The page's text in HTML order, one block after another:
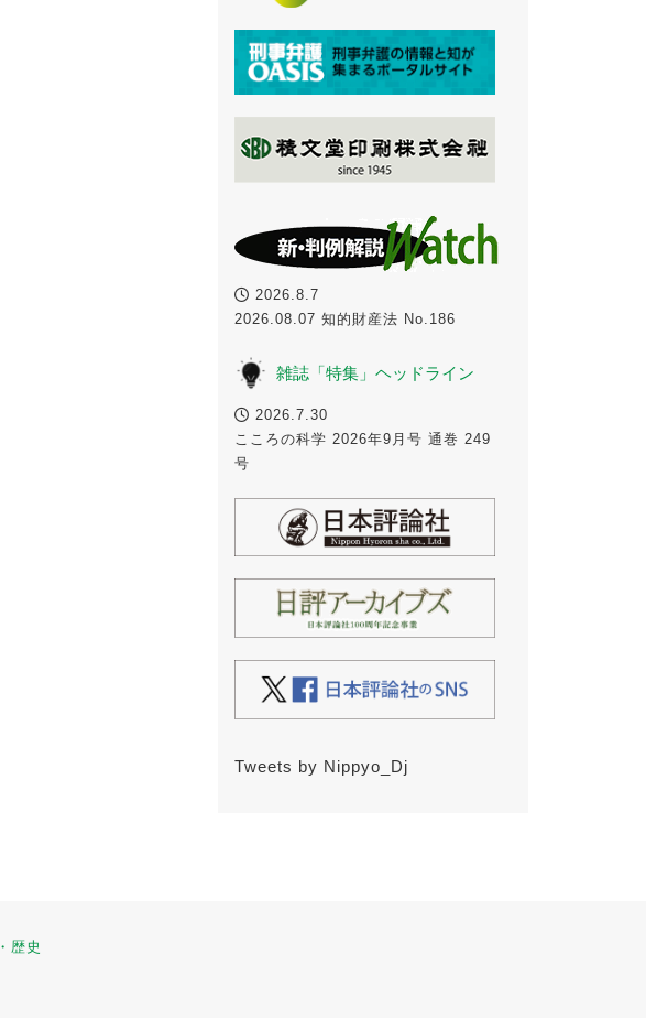
2026.8.7
2026.08.07 知的財産法 No.186
雑誌「特集」ヘッドライン
2026.7.30
こころの科学 2026年9月号 通巻 249
号
Tweets by Nippyo_Dj
・歴史